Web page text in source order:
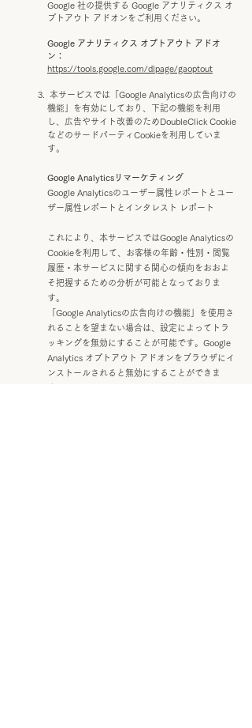
Google 社の提供する Google アナリティクス オ
プトアウト アドオンをご利用ください。
Google アナリティクス オプトアウト アドオ
ン：
https://tools.google.com/dlpage/gaoptout
本サービスでは「Google Analyticsの広告向けの
機能」を有効にしており、下記の機能を利用
し、広告やサイト改善のためDoubleClick Cookie
などのサードパーティCookieを利用していま
す。
Google Analyticsリマーケティング
Google Analyticsのユーザー属性レポートとユー
ザー属性レポートとインタレスト レポート
これにより、本サービスではGoogle Analyticsの
Cookieを利用して、お客様の年齢・性別・閲覧
履歴・本サービスに関する関心の傾向をおおよ
そ把握するための分析が可能となっておりま
す。
「Google Analyticsの広告向けの機能」を使用さ
れることを望まない場合は、設定によってトラ
ッキングを無効にすることが可能です。Google
Analytics オプトアウト アドオンをブラウザにイ
ンストールされると無効にすることができま